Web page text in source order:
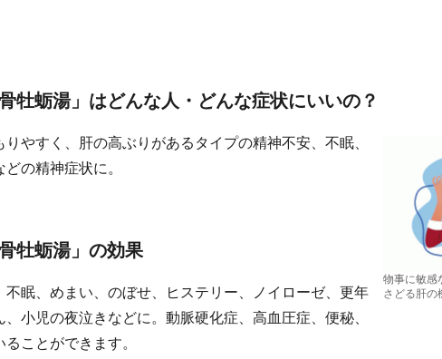
骨牡蛎湯」はどんな人・どんな症状にいいの？
物事に敏感
さどる肝の
りやすく、肝の高ぶりがあるタイプの精神不安、不眠、
の精神症状に。
牡蛎湯」の効果
不眠、めまい、のぼせ、ヒステリー、ノイローゼ、更年
小児の夜泣きなどに。動脈硬化症、高血圧症、便秘、
ことができます。